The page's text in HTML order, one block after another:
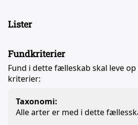
Lister
Fundkriterier
Fund i dette fælleskab skal leve
kriterier:
Taxonomi:
Alle arter er med i dette